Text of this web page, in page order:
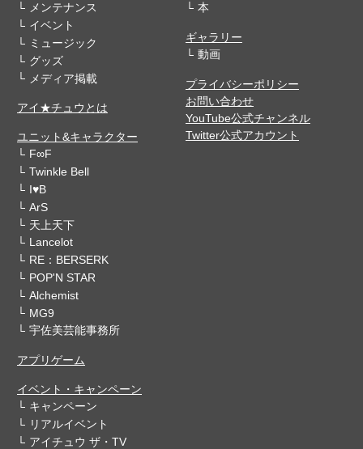
メンテナンス
イベント
ミュージック
グッズ
メディア掲載
アイ★チュウとは
ユニット&キャラクター
F∞F
Twinkle Bell
I♥B
ArS
天上天下
Lancelot
RE：BERSERK
POP'N STAR
Alchemist
MG9
宇佐美芸能事務所
アプリゲーム
イベント・キャンペーン
キャンペーン
リアルイベント
アイチュウ ザ・TV
本
ギャラリー
動画
プライバシーポリシー
お問い合わせ
YouTube公式チャンネル
Twitter公式アカウント